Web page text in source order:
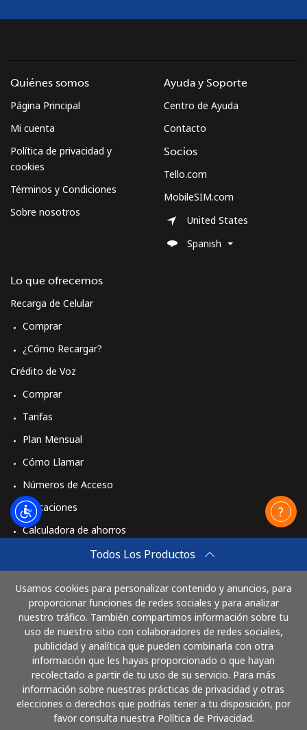
Todos Los Productos
Usamos cookies para personalizar contenido y anuncios, para
proporcionar funciones de redes sociales y para analizar
nuestro tráfico. También compartimos información sobre tu
uso de nuestro sitio con colaboradores de redes sociales,
publicidad y analítica que pueden combinarla con otra
información que les hayas proporcionado o que hayan
recolectado a partir de tu uso de su servicio. Para más
información sobre nuestras prácticas de privacidad y otras
elecciones o derechos que podrías tener a tu disposición, por
favor consulta nuestra Política de Privacidad.
Quiénes somos
Página Principal
Mi cuenta
Política de privacidad y
cookies
Términos y Condiciones
Sobre nosotros
Lo que ofrecemos
Recarga de Celular
Comprar
¿Cómo Recargar?
Crédito de Voz
Comprar
Tarifas
Plan Mensual
Cómo Llamar
Números de Acceso
Aplicaciones
Calculadora de ahorros
Comprar
Cómo funciona
Ayuda y Soporte
Centro de Ayuda
Contacto
Socios
Tello.com
MobileSIM.com
United States
Spanish
Paga con